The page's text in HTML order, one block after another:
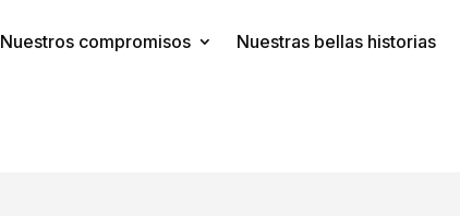
Nuestros compromisos Nuestras bellas historias